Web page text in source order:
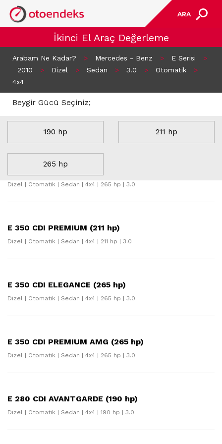
ARA
İkinci El Araç Değerleme
Arabam Ne Kadar? > Mercedes - Benz > E Serisi
>
2010
> Dizel > Sedan > 3.0 > Otomatik
>
4x4
Beygir Gücü Seçiniz;
190 hp 211 hp
265 hp
6 Sonuç Bulundu
E 350 CDI PREMIUM (265 hp)
Dizel | Otomatik | Sedan | 4x4 | 265 hp | 3.0
E 350 CDI PREMIUM (211 hp)
Dizel | Otomatik | Sedan | 4x4 | 211 hp | 3.0
E 350 CDI ELEGANCE (265 hp)
Dizel | Otomatik | Sedan | 4x4 | 265 hp | 3.0
E 350 CDI PREMIUM AMG (265 hp)
Dizel | Otomatik | Sedan | 4x4 | 265 hp | 3.0
E 280 CDI AVANTGARDE (190 hp)
Dizel | Otomatik | Sedan | 4x4 | 190 hp | 3.0